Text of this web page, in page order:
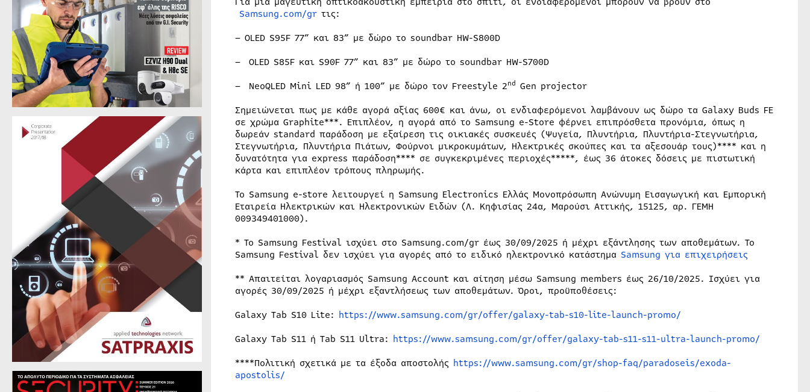
Samsung.com/grτις:
– OLED S95F 77” και 83” με δώρο το soundbar HW-S800D
– OLED S85F και S90F 77” και 83” με δώρο το soundbar HW-S700D
– NeoQLED Mini LED 98” ή 100” με δώρο τον Freestyle 2nd Gen projector
Σημειώνεται πως με κάθε αγορά αξίας 600€ και άνω, οι ενδιαφερόμενοι λαμβάνουν ως δώρο τα Galaxy Buds FE
σε χρώμα Graphite***. Επιπλέον, η αγορά από το Samsung e-Store φέρνει επιπρόσθετα προνόμια, όπως η
δωρεάν standard παράδοση με εξαίρεση τις οικιακές συσκευές (Ψυγεία, Πλυντήρια, Πλυντήρια-Στεγνωτήρια,
Στεγνωτήρια, Πλυντήρια Πιάτων, Φούρνοι μικροκυμάτων, Ηλεκτρικές σκούπες και τα αξεσουάρ τους)**** και η
δυνατότητα για express παράδοση**** σε συγκεκριμένες περιοχές*****, έως 36 άτοκες δόσεις με πιστωτική
κάρτα και επιπλέον τρόπους πληρωμής.
Το Samsung e-store λειτουργεί η Samsung Electronics Ελλάς Μονοπρόσωπη Ανώνυμη Εισαγωγική και Εμπορική
Εταιρεία Ηλεκτρικών και Ηλεκτρονικών Ειδών (Λ. Κηφισίας 24α, Μαρούσι Αττικής, 15125, αρ. ΓΕΜΗ
009349401000).
* Το Samsung Festival ισχύει στο Samsung.com/gr έως 30/09/2025 ή μέχρι εξάντλησης των αποθεμάτων. Το
Samsung Festival δεν ισχύει για αγορές από το ειδικό ηλεκτρονικό κατάστημα Samsung για επιχειρήσεις
** Απαιτείται λογαριασμός Samsung Account και αίτηση μέσω Samsung members έως 26/10/2025. Ισχύει για
αγορές 30/09/2025 ή μέχρι εξαντλήσεως των αποθεμάτων. Όροι, προϋποθέσεις:
Galaxy Tab S10 Lite: https://www.samsung.com/gr/offer/galaxy-tab-s10-lite-launch-promo/
Galaxy Tab S11 ή Tab S11 Ultra: https://www.samsung.com/gr/offer/galaxy-tab-s11-s11-ultra-launch-promo/
****Πολιτική σχετικά με τα έξοδα αποστολής https://www.samsung.com/gr/shop-faq/paradoseis/exoda-
apostolis/